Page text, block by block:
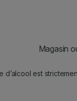
Magasin
d’alcool est